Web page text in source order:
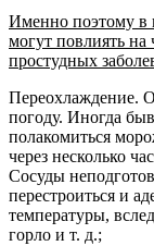
Именно поэтому в
могут повлиять на
простудных
Переохлаждение.
погоду. Иногда
полакомиться
через несколько
Сосуды
перестроиться и
температуры,
горло и т. д.;